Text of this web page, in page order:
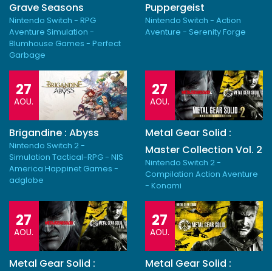
Grave Seasons
Nintendo Switch - RPG
Aventure Simulation -
Blumhouse Games - Perfect
Garbage
Puppergeist
Nintendo Switch - Action
Aventure - Serenity Forge
27
AOU.
Brigandine : Abyss
Nintendo Switch 2 -
Simulation Tactical-RPG - NIS
America Happinet Games -
adglobe
27
AOU.
Metal Gear Solid :
Master Collection Vol. 2
Nintendo Switch 2 -
Compilation Action Aventure
- Konami
27
AOU.
Metal Gear Solid :
27
AOU.
Metal Gear Solid :